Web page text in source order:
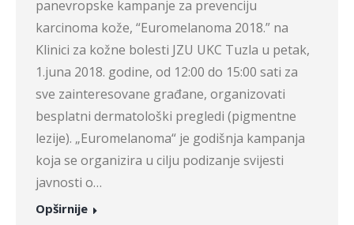
panevropske kampanje za prevenciju
karcinoma kože, “Euromelanoma 2018.” na
Klinici za kožne bolesti JZU UKC Tuzla u petak,
1.juna 2018. godine, od 12:00 do 15:00 sati za
sve zainteresovane građane, organizovati
besplatni dermatološki pregledi (pigmentne
lezije). „Euromelanoma“ je godišnja kampanja
koja se organizira u cilju podizanje svijesti
javnosti o…
Opširnije